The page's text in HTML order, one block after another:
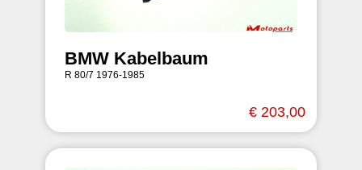
BMW Kabelbaum
R 80/7 1976-1985
€ 203,00